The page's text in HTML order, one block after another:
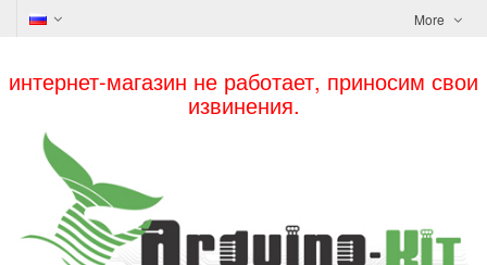
More
интернет-магазин не работает, приносим свои
извинения.